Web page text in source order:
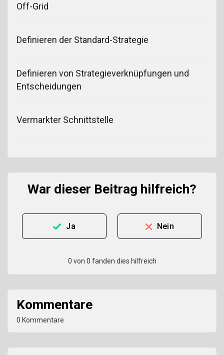
Off-Grid
Definieren der Standard-Strategie
Definieren von Strategieverknüpfungen und
Entscheidungen
Vermarkter Schnittstelle
War dieser Beitrag hilfreich?
Ja Nein
0 von 0 fanden dies hilfreich
Kommentare
0 Kommentare